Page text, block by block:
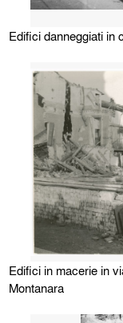
Edifici danneggiati in
Edifici in macerie in
Montanara